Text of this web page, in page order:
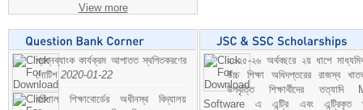
View more
প্রশ্নব্যাংক কার্যক্রম আপাতত স্থগিতকরণের
নোটিশ 2020-01-22
বরিশাল শিক্ষাবোর্ডের অধীনস্থ বিদ্যালয়
২০২৫-২৬ অর্থবছরে ২য় ধাপে
উচ্চ শিক্ষা অধিদপ্তরের রাজস্ব
উপবৃত্তি শিক্ষার্থীদের তত্যাদি
Software এ এন্ট্রি এবং এন্ট্রিকৃত